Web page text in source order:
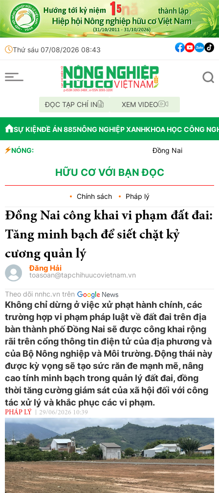
Thứ sáu 07/08/2026 08:43
ĐỌC TẠP CHÍ IN XEM VIDEO
SỰ KIỆNĐỀ ÁN 885NÔNG NGHIỆP XANHKHOA HỌC CÔNG
NÓNG:
Đồng Nai phát hiện hơn
Làm nông nghiệp hữu cơ:
HỮU CƠ VỚI BẠN ĐỌC
Chính sách Pháp lý
Đồng Nai công khai vi phạm đất đai:
Tăng minh bạch để siết chặt kỷ
cương quản lý
Đăng Hải
toasoan@tapchihuucovietnam.vn
Theo dõi nnhc.vn trên
Không chỉ dừng ở việc xử phạt hành chính, các
trường hợp vi phạm pháp luật về đất đai trên địa
bàn thành phố Đồng Nai sẽ được công khai rộng
rãi trên cổng thông tin điện tử của địa phương và
của Bộ Nông nghiệp và Môi trường. Động thái này
được kỳ vọng sẽ tạo sức răn đe mạnh mẽ, nâng
cao tính minh bạch trong quản lý đất đai, đồng
thời tăng cường giám sát của xã hội đối với công
tác xử lý và khắc phục các vi phạm.
PHÁP LÝ 29/06/2026 10:39